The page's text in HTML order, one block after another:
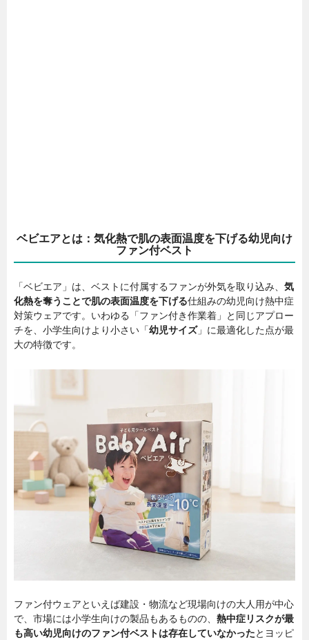
ベビエアとは：気化熱で肌の表面温度を下げる幼児向け
ファン付ベスト
「ベビエア」は、ベストに付属するファンが外気を取り込み、 気
化熱を奪うことで肌の表面温度を下げる仕組みの幼児向け熱中症
対策ウェアです。いわゆる「ファン付き作業着」と同じアプロー
チを、小学生向けより小さい「幼児サイズ」に最適化した点が最
大の特徴です。
ファン付ウェアといえば建設・物流など現場向けの大人用が中心
で、市場には小学生向けの製品もあるものの、 熱中症リスクが最
も高い幼児向けのファン付ベストは存在していなかったとヨッピ